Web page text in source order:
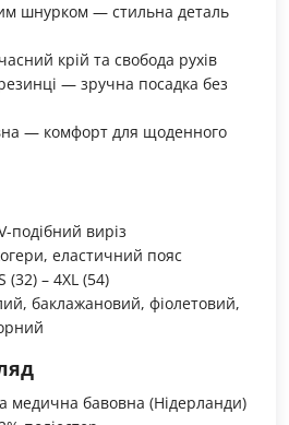
шнурком — стильна деталь
крій та свобода рухів
— зручна посадка без
— комфорт для щоденного
подібний виріз
еластичний пояс
(32) – 4XL (54)
баклажановий, фіолетовий,
медична бавовна (Нідерланди)